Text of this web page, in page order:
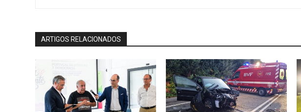
ARTIGOS RELACIONADOS